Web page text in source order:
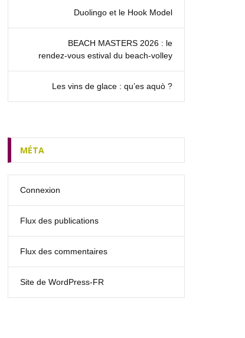
Duolingo et le Hook Model
BEACH MASTERS 2026 : le
rendez‑vous estival du beach-volley
Les vins de glace : qu’es aquò ?
MÉTA
Connexion
Flux des publications
Flux des commentaires
Site de WordPress-FR